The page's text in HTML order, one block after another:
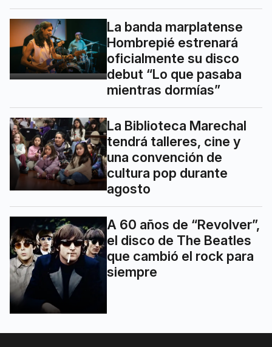
La banda marplatense
Hombrepié estrenará
oficialmente su disco
debut “Lo que pasaba
mientras dormías”
La Biblioteca Marechal
tendrá talleres, cine y
una convención de
cultura pop durante
agosto
A 60 años de “Revolver”,
el disco de The Beatles
que cambió el rock para
siempre